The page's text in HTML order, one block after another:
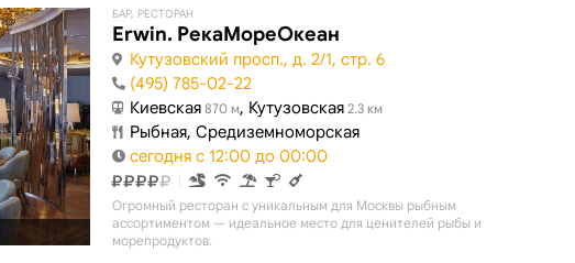
БАР, РЕСТОРАН
Erwin. РекаМореОкеан
Кутузовский просп., д. 2/1, стр. 6
(495) 785-02-22
Киевская 870 м, Кутузовская 2.3 км
Рыбная, Средиземноморская
сегодня с 12:00 до 00:00
Огромный ресторан с уникальным для Москвы рыбным
ассортиментом — идеальное место для ценителей рыбы и
морепродуктов.